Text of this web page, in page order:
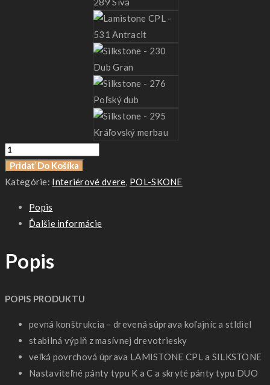
množstvo
Nostre
Pridať Do Košíka
Kategórie: Interiérové dvere, POL-SKONE
Popis
Ďalšie informácie
Popis
POPIS PRODUKTU
pevná konštrukcia – drevená súprava koľajníc a stldiel
stabilná výplň z masívnej drevotriesky
veľká povrchová úprava LAMISTONE CPL a SILKSTONE
Nastaviteľné pánty typu K a C a skryté pánty typu DUO